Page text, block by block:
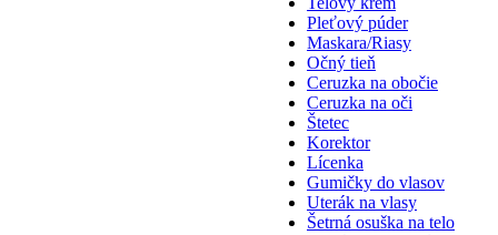
Pleťový púder
Maskara/Riasy
Očný tieň
Ceruzka na obočie
Ceruzka na oči
Štetec
Korektor
Lícenka
Gumičky do vlasov
Uterák na vlasy
Šetrná osuška na telo